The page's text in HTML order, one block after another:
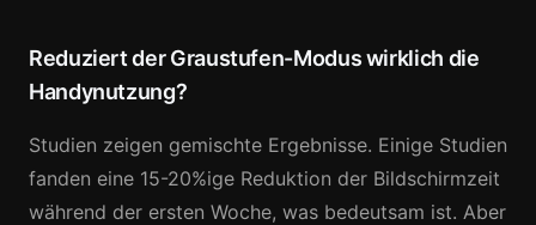
Reduziert der Graustufen-Modus wirklich die
Handynutzung?
Studien zeigen gemischte Ergebnisse. Einige Studien
fanden eine 15-20%ige Reduktion der Bildschirmzeit
während der ersten Woche, was bedeutsam ist. Aber